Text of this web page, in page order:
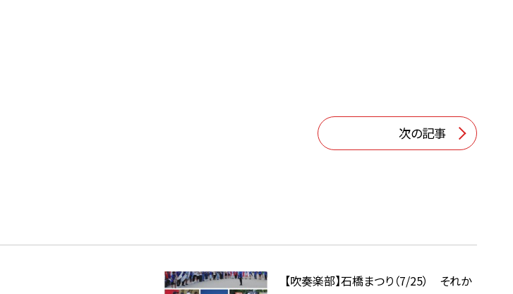
次の記事
【吹奏楽部】石橋まつり（7/25） それか